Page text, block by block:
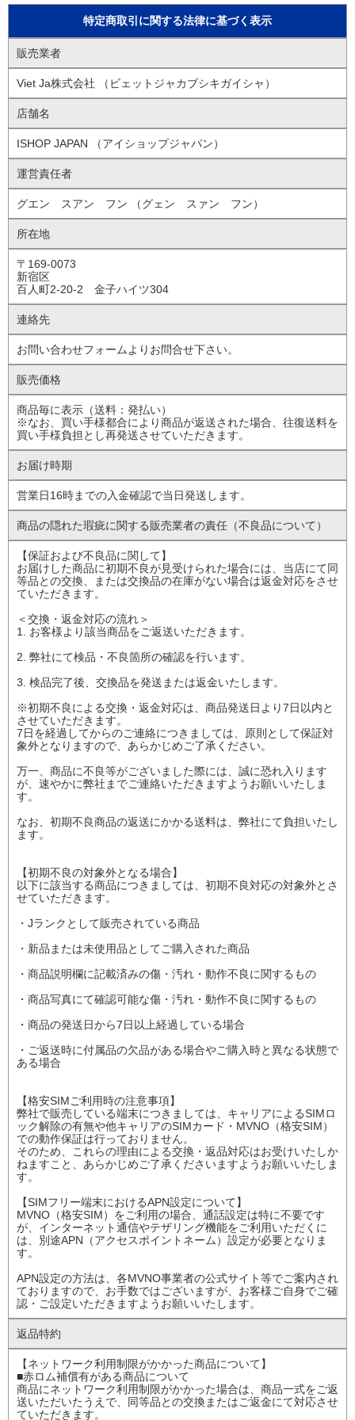
特定商取引に関する法律に基づく表示
販売業者
Viet Ja株式会社 （ビェットジャカブシキガイシャ）
店舗名
ISHOP JAPAN （アイショップジャパン）
運営責任者
グエン スアン フン （グェン スァン フン）
所在地
〒169-0073
新宿区
百人町2-20-2 金子ハイツ304
連絡先
お問い合わせフォームよりお問合せ下さい。
販売価格
商品毎に表示（送料：発払い）
※なお、買い手様都合により商品が返送された場合、往復送料を
買い手様負担とし再発送させていただきます。
お届け時期
営業日16時までの入金確認で当日発送します。
商品の隠れた瑕疵に関する販売業者の責任 （不良品について）
【保証および不良品に関して】
お届けした商品に初期不良が見受けられた場合には、当店にて同
等品との交換、または交換品の在庫がない場合は返金対応をさせ
ていただきます。
＜交換・返金対応の流れ＞
1. お客様より該当商品をご返送いただきます。
2. 弊社にて検品・不良箇所の確認を行います。
3. 検品完了後、交換品を発送または返金いたします。
※初期不良による交換・返金対応は、商品発送日より7日以内と
させていただきます。
7日を経過してからのご連絡につきましては、原則として保証対
象外となりますので、あらかじめご了承ください。
万一、商品に不良等がございました際には、誠に恐れ入ります
が、速やかに弊社までご連絡いただきますようお願いいたしま
す。
なお、初期不良商品の返送にかかる送料は、弊社にて負担いたし
ます。
【初期不良の対象外となる場合】
以下に該当する商品につきましては、初期不良対応の対象外とさ
せていただきます。
・Jランクとして販売されている商品
・新品または未使用品としてご購入された商品
・商品説明欄に記載済みの傷・汚れ・動作不良に関するもの
・商品写真にて確認可能な傷・汚れ・動作不良に関するもの
・商品の発送日から7日以上経過している場合
・ご返送時に付属品の欠品がある場合やご購入時と異なる状態で
ある場合
【格安SIMご利用時の注意事項】
弊社で販売している端末につきましては、キャリアによるSIMロ
ック解除の有無や他キャリアのSIMカード・MVNO（格安SIM）
での動作保証は行っておりません。
そのため、これらの理由による交換・返品対応はお受けいたしか
ねますこと、あらかじめご了承くださいますようお願いいたしま
す。
【SIMフリー端末におけるAPN設定について】
MVNO（格安SIM）をご利用の場合、通話設定は特に不要です
が、インターネット通信やテザリング機能をご利用いただくに
は、別途APN（アクセスポイントネーム）設定が必要となりま
す。
APN設定の方法は、各MVNO事業者の公式サイト等でご案内され
ておりますので、お手数ではございますが、お客様ご自身でご確
認・ご設定いただきますようお願いいたします。
返品特約
【ネットワーク利用制限がかかった商品について】
■赤ロム補償有がある商品について
商品にネットワーク利用制限がかかった場合は、商品一式をご返
送いただいたうえで、同等品との交換またはご返金にて対応させ
ていただきます。